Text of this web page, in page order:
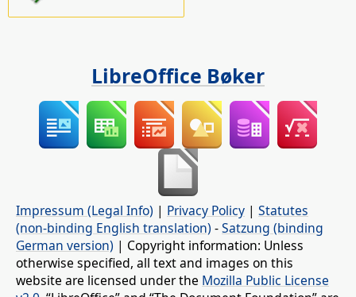
LibreOffice Bøker
Impressum (Legal Info) | Privacy Policy | Statutes
(non-binding English translation) -Satzung (binding
German version) | Copyright information: Unless
otherwise specified, all text and images on this
website are licensed under the Mozilla Public License